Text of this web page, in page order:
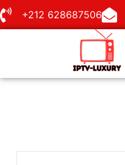
+212 628687506